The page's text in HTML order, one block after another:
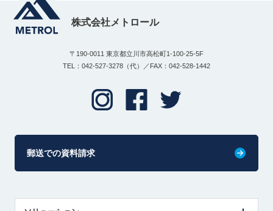
株式会社メトロール
〒190-0011 東京都立川市高松町1-100-25-5F
TEL：042-527-3278（代）／FAX：042-528-1442
郵送での資料請求